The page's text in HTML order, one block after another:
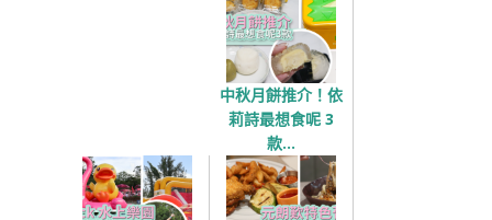
中秋月餅推介！依
莉詩最想食呢 3
款…